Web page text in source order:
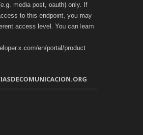
media post, oauth) only. If
to this endpoint, you may
access level. You can learn
en/portal/product